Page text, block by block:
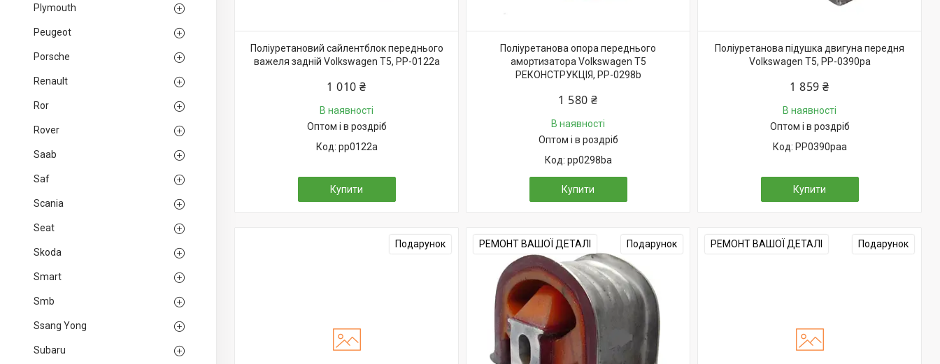
Plymouth
Peugeot
Porsche
Renault
Ror
Rover
Saab
Saf
Scania
Seat
Skoda
Smart
Smb
Ssang Yong
Subaru
Поліуретановий сайлентблок переднього
важеля задній Volkswagen T5, PP-0122a
1 010 ₴
В наявності
Оптом і в роздріб
pp0122a
Купити
Поліуретанова опора переднього
амортизатора Volkswagen T5
РЕКОНСТРУКЦІЯ, PP-0298b
1 580 ₴
В наявності
Оптом і в роздріб
pp0298ba
Купити
Поліуретанова підушка двигуна передня
Volkswagen T5, PP-0390pa
1 859 ₴
В наявності
Оптом і в роздріб
PP0390paa
Купити
Подарунок РЕМОНТ ВАШОЇ ДЕТАЛІ Подарунок РЕМОНТ ВАШОЇ ДЕТАЛІ Подарунок